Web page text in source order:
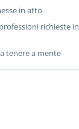
in atto
richieste in
tenere a mente